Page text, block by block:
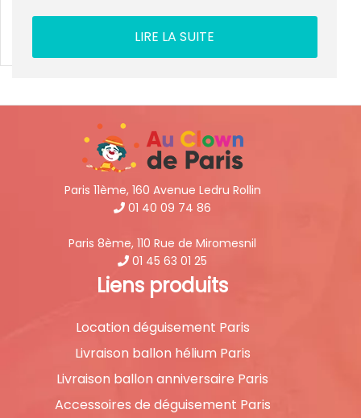
LIRE LA SUITE
Paris 11ème, 160 Avenue Ledru Rollin
01 40 09 74 86
Paris 8ème, 110 Rue de Miromesnil
01 45 63 01 25
Liens produits
Location déguisement Paris
Livraison ballon hélium Paris
Livraison ballon anniversaire Paris
Accessoires de déguisement Paris